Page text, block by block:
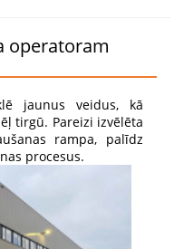
operatoram
jaunus veidus, kā
tirgū. Pareizi izvēlēta
rampa, palīdz
procesus.